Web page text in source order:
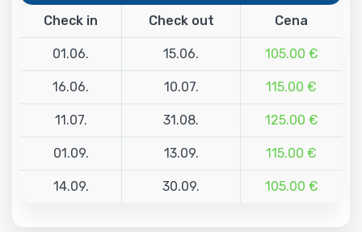
Check in Check out Cena
01.06. 15.06. 105.00 €
16.06. 10.07. 115.00 €
11.07. 31.08. 125.00 €
01.09. 13.09. 115.00 €
14.09. 30.09. 105.00 €